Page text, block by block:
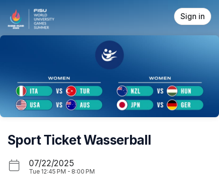
Sign in
Sport Ticket Wasserball
07/22/2025
Tue 12:45 PM - 8:00 PM